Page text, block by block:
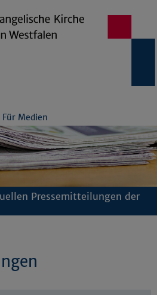
Für Medien
Pressemitteilungen der